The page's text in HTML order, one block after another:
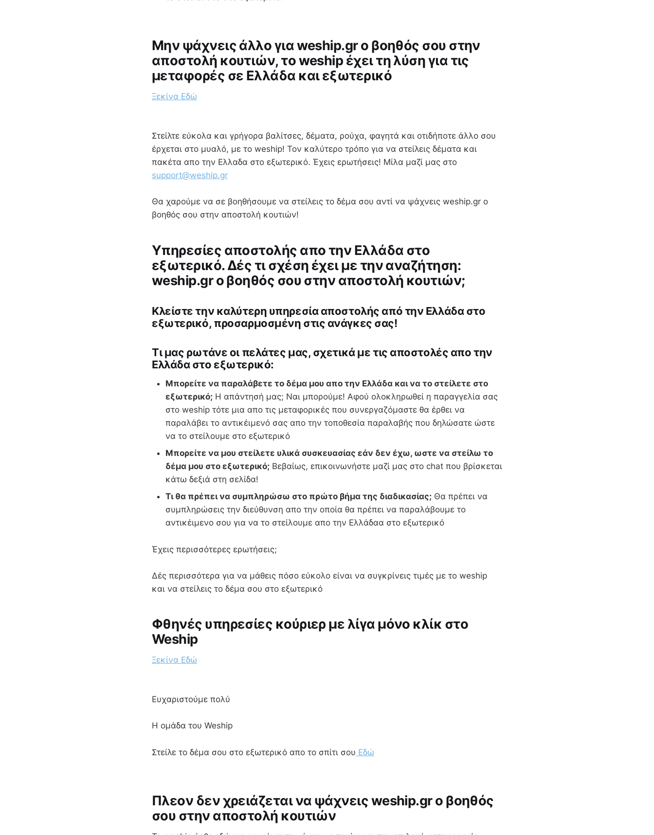
Μην ψάχνεις άλλο για weship.gr ο βοηθός σου στην
αποστολή κουτιών, το weship έχει τη λύση για τις
μεταφορές σε Ελλάδα και εξωτερικό
Ξεκίνα Εδώ
Στείλτε εύκολα και γρήγορα βαλίτσες, δέματα, ρούχα, φαγητά και οτιδήποτε άλλο σου
έρχεται στο μυαλό, με το weship! Τον καλύτερο τρόπο για να στείλεις δέματα και
πακέτα απο την Ελλαδα στο εξωτερικό. Έχεις ερωτήσεις! Μίλα μαζί μας στο
support@weship.gr
Θα χαρούμε να σε βοηθήσουμε να στείλεις το δέμα σου αντί να ψάχνεις weship.gr ο
βοηθός σου στην αποστολή κουτιών!
Υπηρεσίες αποστολής απο την Ελλάδα στο
εξωτερικό. Δές τι σχέση έχει με την αναζήτηση:
weship.gr ο βοηθός σου στην αποστολή κουτιών;
Κλείστε την καλύτερη υπηρεσία αποστολής από την Ελλάδα στο
εξωτερικό, προσαρμοσμένη στις ανάγκες σας!
Tι μας ρωτάνε οι πελάτες μας, σχετικά με τις αποστολές απο την
Ελλάδα στο εξωτερικό:
Μπορείτε να παραλάβετε το δέμα μου απο την Ελλάδα και να το στείλετε στο
εξωτερικό; Η απάντησή μας; Ναι μπορούμε! Αφού ολοκληρωθεί η παραγγελία σας
στο weship τότε μια απο τις μεταφορικές που συνεργαζόμαστε θα έρθει να
παραλάβει το αντικέιμενό σας απο την τοποθεσία παραλαβής που δηλώσατε ώστε
να το στείλουμε στο εξωτερικό
Μπορείτε να μου στείλετε υλικά συσκευασίας εάν δεν έχω, ωστε να στείλω το
δέμα μου στο εξωτερικό; Βεβαίως, επικοινωνήστε μαζί μας στο chat που βρίσκεται
κάτω δεξιά στη σελίδα!
Τι θα πρέπει να συμπληρώσω στο πρώτο βήμα της διαδικασίας; Θα πρέπει να
συμπληρώσεις την διεύθυνση απο την οποία θα πρέπει να παραλάβουμε το
αντικέιμενο σου για να το στείλουμε απο την Ελλάδαα στο εξωτερικό
Έχεις περισσότερες ερωτήσεις;
Δές περισσότερα για να μάθεις πόσο εύκολο είναι να συγκρίνεις τιμές με το weship
και να στείλεις το δέμα σου στο εξωτερικό
Φθηνές υπηρεσίες κούριερ με λίγα μόνο κλίκ στο
Weship
Ξεκίνα Εδώ
Ευχαριστούμε πολύ
Η ομάδα του Weship
Στείλε το δέμα σου στο εξωτερικό απο το σπίτι σου Εδώ
Πλεον δεν χρειάζεται να ψάχνεις weship.gr ο βοηθός
σου στην αποστολή κουτιών